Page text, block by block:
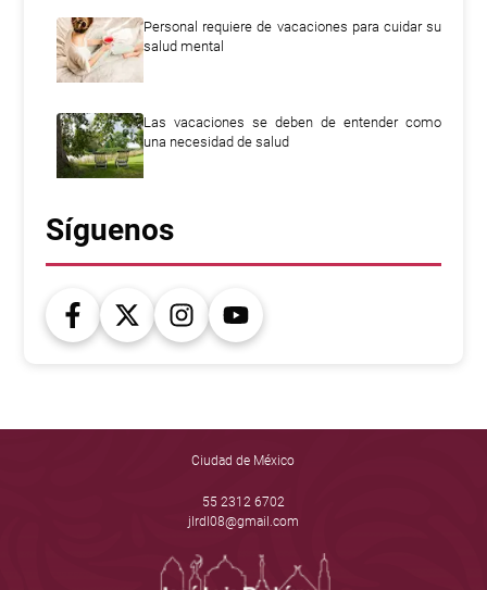
Personal requiere de vacaciones para cuidar su
salud mental
Las vacaciones se deben de entender como
una necesidad de salud
Síguenos
Ciudad de México
55 2312 6702
jlrdl08@gmail.com